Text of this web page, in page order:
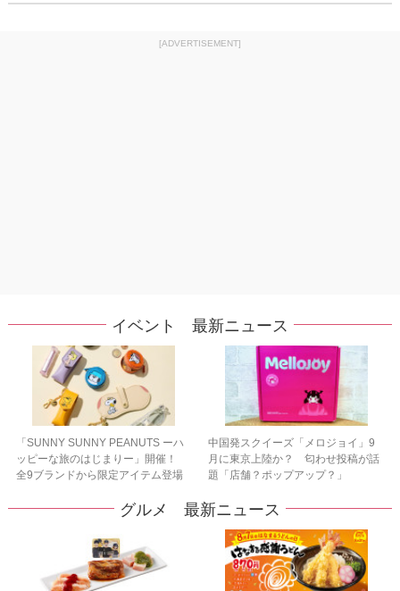
[ADVERTISEMENT]
イベント 最新ニュース
「SUNNY SUNNY PEANUTS ーハ
ッピーな旅のはじまりー」開催！
全9ブランドから限定アイテム登場
中国発スクイーズ「メロジョイ」9
月に東京上陸か？ 匂わせ投稿が話
題「店舗？ポップアップ？」
グルメ 最新ニュース